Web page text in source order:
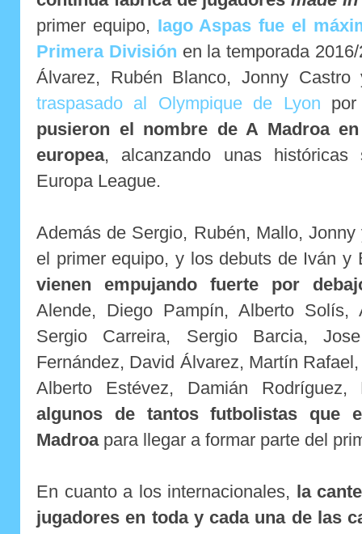
primer equipo, Iago Aspas fue el
Primera División en la temporada
Álvarez, Rubén Blanco, Jonny
traspasado al Olympique de Lyon
pusieron el nombre de A Madroa
europea, alcanzando unas
Europa League.
Además de Sergio, Rubén, Mallo,
el primer equipo, y los debuts de Iván y
vienen empujando fuerte por
Alende, Diego Pampín, Alberto Solís,
Sergio Carreira, Sergio Barcia,
Fernández, David Álvarez, Martín
Alberto Estévez, Damián
algunos de tantos futbolistas que
Madroapara llegar a formar parte del
En cuanto a los internacionales,
la
jugadores en toda y cada una de las